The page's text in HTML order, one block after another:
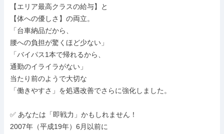
【エリア最高クラスの給与】と
【体への優しさ】の両立。
「台車納品だから、
腰への負担が驚くほど少ない」
「バイパス1本で帰れるから、
通勤のイライラがない」
当たり前のようで大切な
「働きやすさ」を処遇改善でさらに強化しました。
✅ あなたは「即戦力」かもしれません！
2007年（平成19年）6月以前に